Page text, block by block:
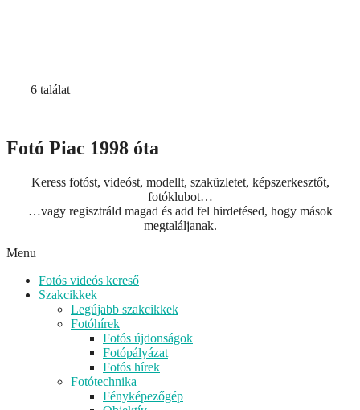
6 találat
Fotó Piac 1998 óta
Keress fotóst, videóst, modellt, szaküzletet, képszerkesztőt,
fotóklubot…
…vagy regisztráld magad és add fel hirdetésed, hogy mások
megtaláljanak.
Menu
Fotós videós kereső
Szakcikkek
Legújabb szakcikkek
Fotóhírek
Fotós újdonságok
Fotópályázat
Fotós hírek
Fotótechnika
Fényképezőgép